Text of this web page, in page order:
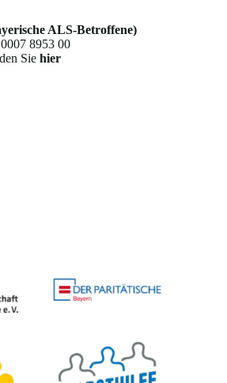
ALS-Betroffene)
8953 00
Sie hier